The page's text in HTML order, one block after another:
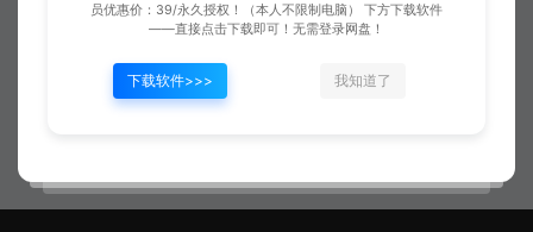
员优惠价：39/永久授权！（本人不限制电脑） 下方下载软件
——直接点击下载即可！无需登录网盘！
下载软件>>> 我知道了